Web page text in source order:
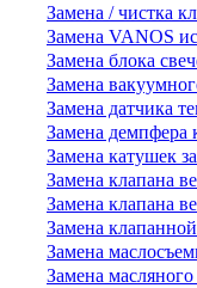
Замена / чистка
Замена VANOS
Замена блока
Замена
Замена датчика
Замена демпфера
Замена катушек
Замена клапана
Замена клапана
Замена
Замена
Замена масляного